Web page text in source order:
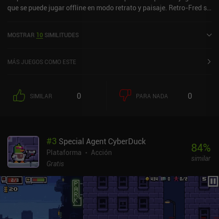
que se puede jugar offline en modo retrato y paisaje. Retro-Fred se
MOSTRAR 10 SIMILITUDES
MÁS JUEGOS COMO ESTE
SIMILAR 0 PARA NADA 0
#3 Special Agent CyberDuck
Plataforma
Acción
Gratis
84%
similar